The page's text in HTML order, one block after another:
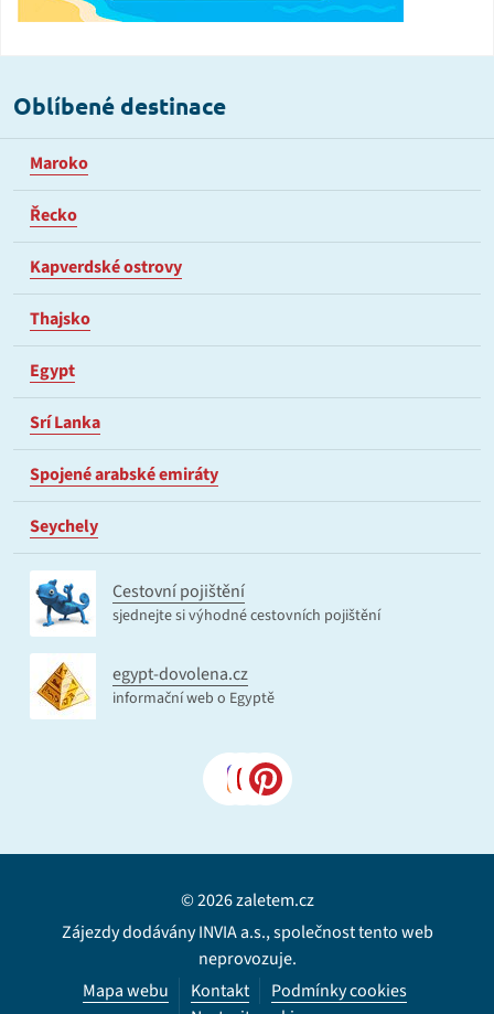
Oblíbené destinace
Maroko
Řecko
Kapverdské ostrovy
Thajsko
Egypt
Srí Lanka
Spojené arabské emiráty
Seychely
Cestovní pojištění
sjednejte si výhodné cestovních pojištění
egypt-dovolena.cz
informační web o Egyptě
© 2026 zaletem.cz
Zájezdy dodávány INVIA a.s., společnost tento web
neprovozuje.
Mapa webu
Kontakt
Podmínky cookies